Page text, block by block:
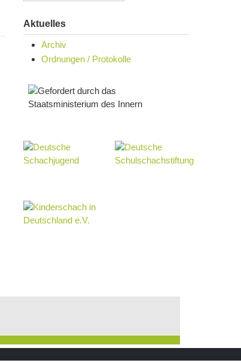
Aktuelles
Archiv
Ordnungen / Protokolle